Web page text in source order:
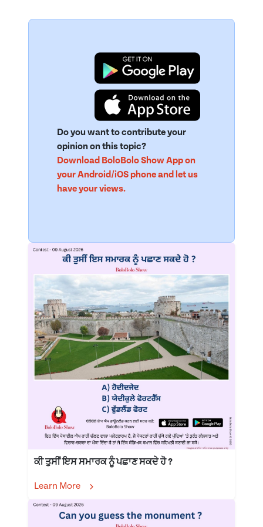
Do you want to contribute your
opinion on this topic?
Download BoloBolo Show App on
your Android/iOS phone and let us
have your views.
ਕੀ ਤੁਸੀਂ ਇਸ ਸਮਾਰਕ ਨੂੰ ਪਛਾਣ ਸਕਦੇ ਹੋ ?
Learn More